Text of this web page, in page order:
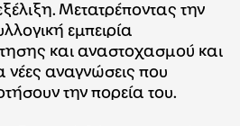
Μετατρέποντας την
εμπειρία
και αναστοχασμού και
αναγνώσεις που
την πορεία του.